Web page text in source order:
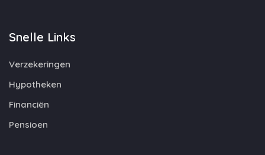
Snelle Links
Verzekeringen
Hypotheken
Financiën
Pensioen